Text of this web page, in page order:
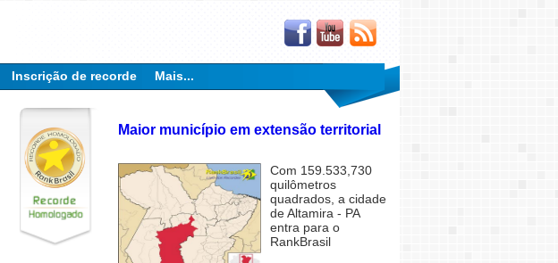
Inscrição de recorde Mais...
Maior município em extensão territorial
Com 159.533,730
quilômetros
quadrados, a cidade
de Altamira - PA
entra para o
RankBrasil